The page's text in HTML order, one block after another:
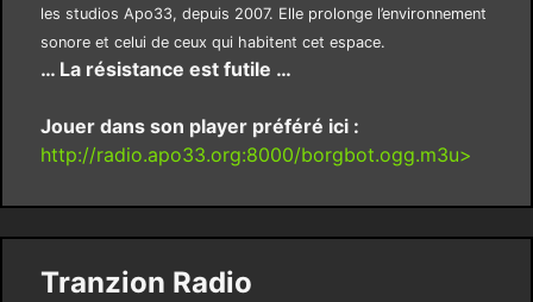
les studios Apo33, depuis 2007. Elle prolonge l’environnement
sonore et celui de ceux qui habitent cet espace.
… La résistance est futile …
Jouer dans son player préféré ici :
http://radio.apo33.org:8000/borgbot.ogg.m3u>
Tranzion Radio